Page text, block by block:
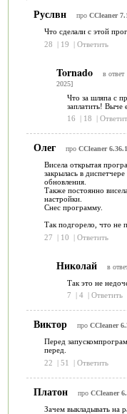
Руслвн
про CCleaner
Что сделали с этой
28
| 19 | Ответить
Tornado в ответ
2025]
Что за шляпа с
заплатить! Выче
16
| 18 |
Олег про CCleaner
Висела открытая
закрылась в
обновления.
Также постоянно
настройки.
Снес программу.
Так подгорело, что не
27
| 10 | Ответить
Николай в
Так это не
7
| 4 | Ответить
Виктор про CCleaner
Перед
перед.
22
| 51 | Ответить
Платон про CCleaner
Зачем выкладывать на